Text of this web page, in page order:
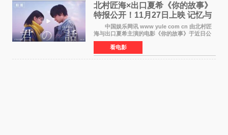
北村匠海×出口夏希《你的故事》
特报公开！11月27日上映 记忆与
初恋的奇幻交织
中国娱乐网讯 www yule com cn 由北村匠
海与出口夏希主演的电影《你的故事》于近日公
开特报影像，正式定档11月27日上映。 本片
改编自三秋缒同名小说，编剧由曾执笔《孤独摇
滚！》的吉田惠
看电影